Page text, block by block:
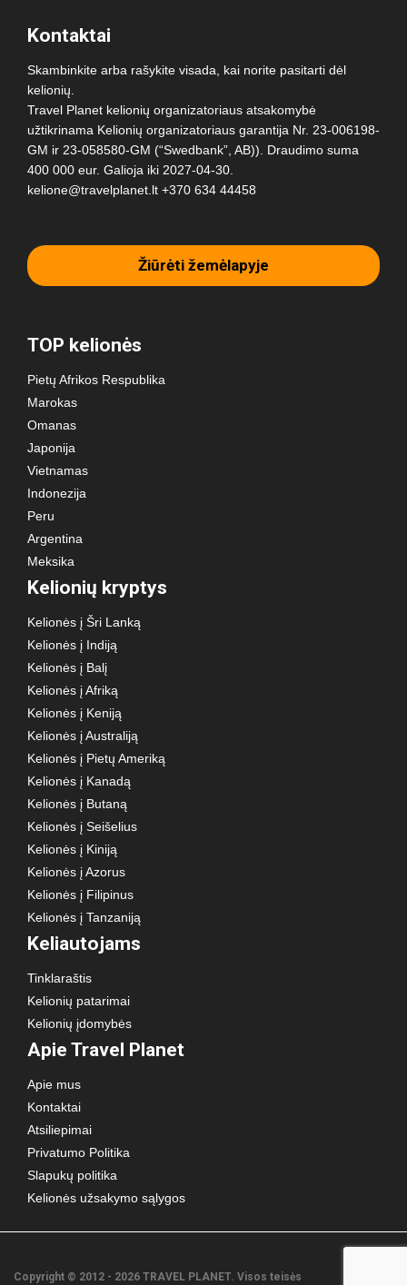
Kontaktai
Skambinkite arba rašykite visada, kai norite pasitarti dėl
kelionių.
Travel Planet kelionių organizatoriaus atsakomybė
užtikrinama Kelionių organizatoriaus garantija Nr. 23-006198-
GM ir 23-058580-GM (“Swedbank”, AB)). Draudimo suma
400 000 eur. Galioja iki 2027-04-30.
kelione@travelplanet.lt +370 634 44458
Žiūrėti žemėlapyje
TOP kelionės
Pietų Afrikos Respublika
Marokas
Omanas
Japonija
Vietnamas
Indonezija
Peru
Argentina
Meksika
Kelionių kryptys
Kelionės į Šri Lanką
Kelionės į Indiją
Kelionės į Balį
Kelionės į Afriką
Kelionės į Keniją
Kelionės į Australiją
Kelionės į Pietų Ameriką
Kelionės į Kanadą
Kelionės į Butaną
Kelionės į Seišelius
Kelionės į Kiniją
Kelionės į Azorus
Kelionės į Filipinus
Kelionės į Tanzaniją
Keliautojams
Tinklaraštis
Kelionių patarimai
Kelionių įdomybės
Apie Travel Planet
Apie mus
Kontaktai
Atsiliepimai
Privatumo Politika
Slapukų politika
Kelionės užsakymo sąlygos
Copyright © 2012 - 2026 TRAVEL PLANET. Visos teisės